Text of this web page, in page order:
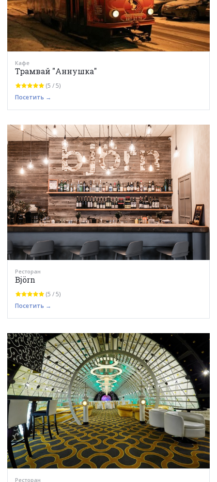
Кафе
Трамвай "Аннушка"
(5 / 5)
Посетить →
Ресторан
Björn
(5 / 5)
Посетить →
Ресторан